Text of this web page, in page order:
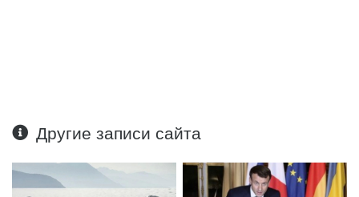
Другие записи сайта